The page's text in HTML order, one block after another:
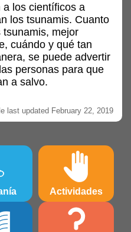
a los científicos a
los tsunamis. Cuanto
tsunamis, mejor
cuándo y qué tan
se puede advertir
personas para que
a salvo.
last updated February 22, 2019
Actividades